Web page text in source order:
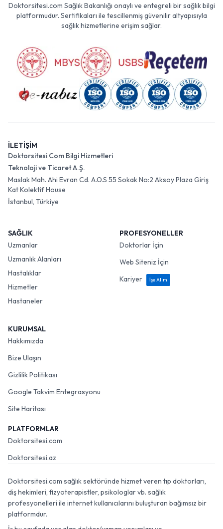
Doktorsitesi.com Sağlık Bakanlığı onaylı ve entegreli bir sağlık bilgi
platformudur. Sertifikaları ile tescillenmiş güvenilir altyapısıyla
sağlık hizmetlerine erişim sağlar.
İLETİŞİM
Doktorsitesi Com Bilgi Hizmetleri
Teknoloji ve Ticaret A.Ş.
Maslak Mah. Ahi Evran Cd. A.O.S 55 Sokak No:2 Aksoy Plaza Giriş
Kat Kolektif House
İstanbul, Türkiye
SAĞLIK
Uzmanlar
Uzmanlık Alanları
Hastalıklar
Hizmetler
Hastaneler
PROFESYONELLER
Doktorlar İçin
Web Siteniz İçin
Kariyer
İşe Alım
KURUMSAL
Hakkımızda
Bize Ulaşın
Gizlilik Politikası
Google Takvim Entegrasyonu
Site Haritası
PLATFORMLAR
Doktorsitesi.com
Doktorsitesi.az
Doktorsitesi.com sağlık sektöründe hizmet veren tıp doktorları,
diş hekimleri, fizyoterapistler, psikologlar vb. sağlık
profesyonelleri ile internet kullanıcılarını buluşturan bağımsız bir
platformdur.